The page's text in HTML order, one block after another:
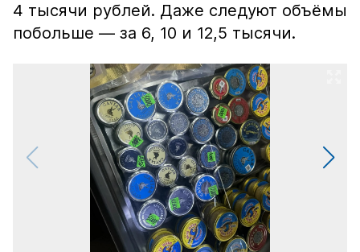
4 тысячи рублей. Даже следуют объёмы
побольше — за 6, 10 и 12,5 тысячи.